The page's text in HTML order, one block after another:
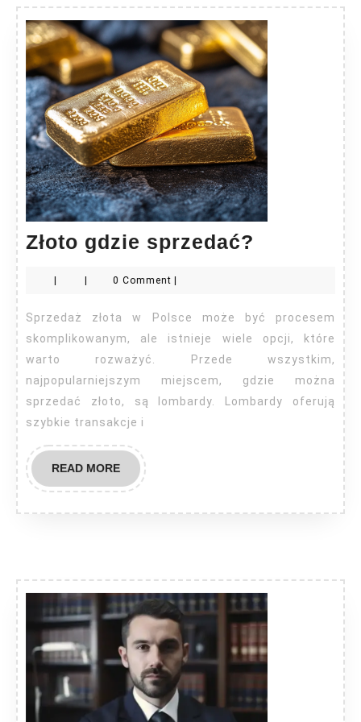
Złoto gdzie sprzedać?
sprzedać?
| | 0 Comment |
Sprzedaż złota w Polsce może być procesem
skomplikowanym, ale istnieje wiele opcji, które
warto rozważyć. Przede wszystkim,
najpopularniejszym miejscem, gdzie można
sprzedać złoto, są lombardy. Lombardy oferują
szybkie transakcje i
READ MOREREAD
MORE